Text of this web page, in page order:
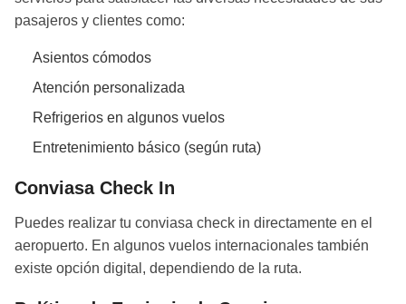
pasajeros y clientes como:
Asientos cómodos
Atención personalizada
Refrigerios en algunos vuelos
Entretenimiento básico (según ruta)
Conviasa Check In
Puedes realizar tu conviasa check in directamente en el
aeropuerto. En algunos vuelos internacionales también
existe opción digital, dependiendo de la ruta.